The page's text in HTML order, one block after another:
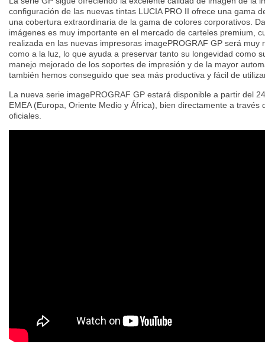
configuración de las nuevas tintas LUCIA PRO II ofrece una gama
una cobertura extraordinaria de la gama de colores corporativos.
imágenes es muy importante en el mercado de carteles premium,
realizada en las nuevas impresoras imagePROGRAF GP será muy
como a la luz, lo que ayuda a preservar tanto su longevidad como
manejo mejorado de los soportes de impresión y de la mayor
también hemos conseguido que sea más productiva y fácil de
La nueva serie imagePROGRAF GP estará disponible a partir del
EMEA (Europa, Oriente Medio y África), bien directamente a través
oficiales.